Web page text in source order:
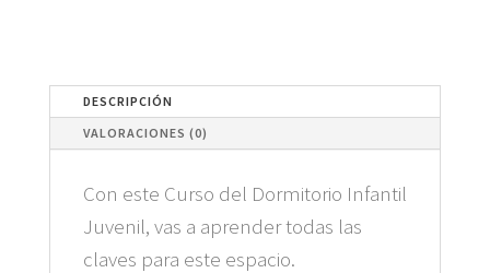
DESCRIPCIÓN
VALORACIONES (0)
Con este Curso del Dormitorio Infantil
Juvenil, vas a aprender todas las
claves para este espacio.